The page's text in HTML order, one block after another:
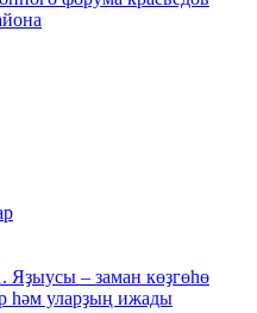
Яҙыусы – заман көҙгөһө
һәм уларҙың ижады